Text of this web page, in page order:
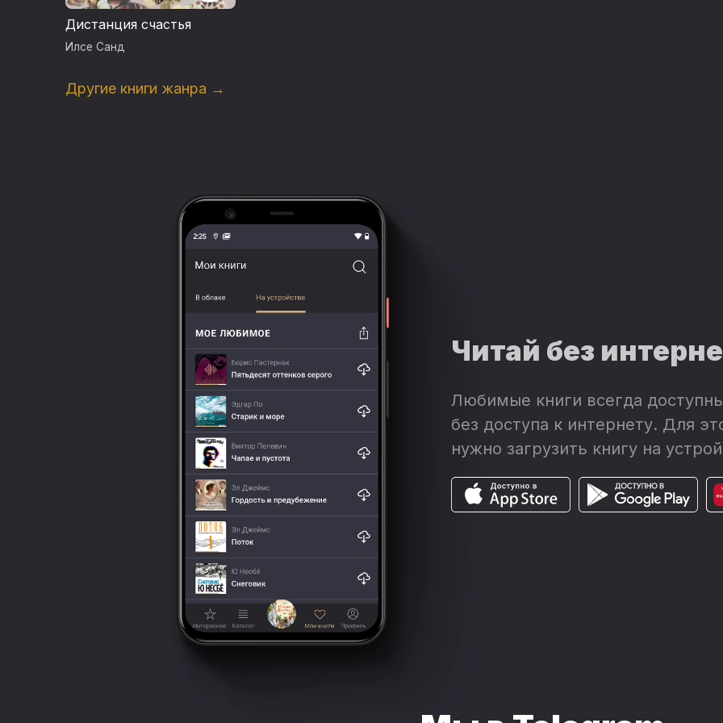
Дистанция счастья
Илсе Санд
Другие книги жанра →
Читай без
Любимые книги всегда
без доступа к интернету. Для
нужно загрузить книгу на